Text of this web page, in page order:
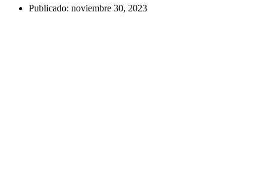
Publicado: noviembre 30, 2023